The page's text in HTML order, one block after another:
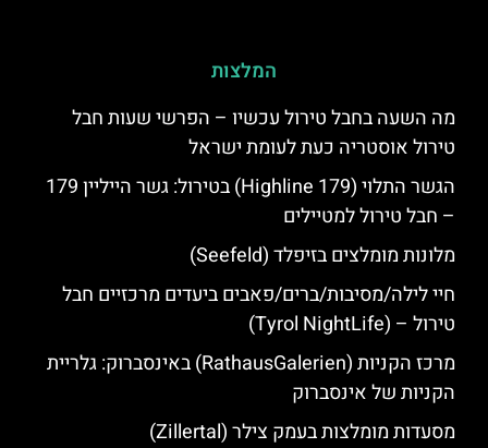
המלצות
מה השעה בחבל טירול עכשיו – הפרשי שעות חבל
טירול אוסטריה כעת לעומת ישראל
הגשר התלוי (Highline 179) בטירול: גשר הייליין 179
– חבל טירול למטיילים
מלונות מומלצים בזיפלד (Seefeld)
חיי לילה/מסיבות/ברים/פאבים ביעדים מרכזיים חבל
טירול – (Tyrol NightLife)
מרכז הקניות (RathausGalerien) באינסברוק: גלריית
הקניות של אינסברוק
מסעדות מומלצות בעמק צילר (Zillertal)